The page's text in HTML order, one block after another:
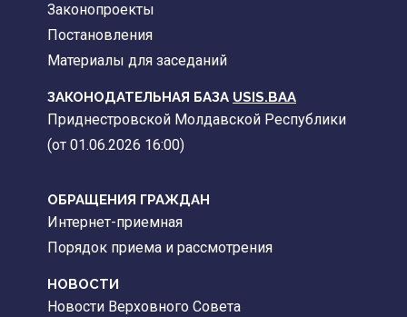
Законопроекты
Постановления
Материалы для заседаний
ЗАКОНОДАТЕЛЬНАЯ БАЗА USIS.BAA
Приднестровской Молдавской Республики
(от 01.06.2026 16:00)
ОБРАЩЕНИЯ ГРАЖДАН
Интернет-приемная
Порядок приема и рассмотрения
НОВОСТИ
Новости Верховного Совета